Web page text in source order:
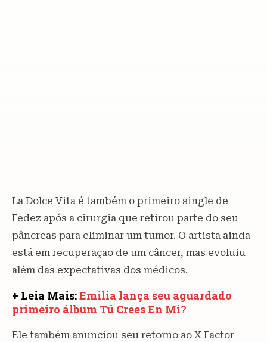
La Dolce Vita é também o primeiro single de
Fedez após a cirurgia que retirou parte do seu
pâncreas para eliminar um tumor. O artista ainda
está em recuperação de um câncer, mas evoluiu
além das expectativas dos médicos.
+ Leia Mais:Emilia lança seu aguardado
primeiro álbum Tú Crees En Mi?
Ele também anunciou seu retorno ao X Factor